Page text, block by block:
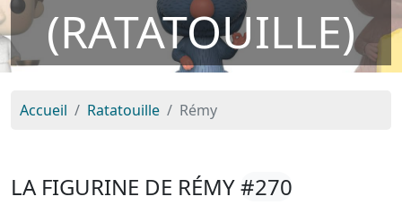
(RATATOUILLE)
Accueil Ratatouille Rémy
LA FIGURINE DE RÉMY#270